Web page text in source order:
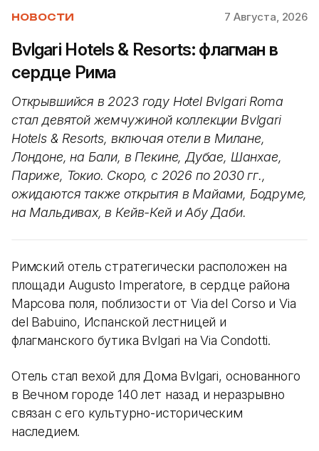
НОВОСТИ 7 Августа, 2026
Bvlgari Hotels & Resorts: флагман в
сердце Рима
Открывшийся в 2023 году Hotel Bvlgari Roma
стал девятой жемчужиной коллекции Bvlgari
Hotels & Resorts, включая отели в Милане,
Лондоне, на Бали, в Пекине, Дубае, Шанхае,
Париже, Токио. Скоро, с 2026 по 2030 гг.,
ожидаются также открытия в Майами, Бодруме,
на Мальдивах, в Кейв-Кей и Абу Даби.
Римский отель стратегически расположен на
площади Augusto Imperatore, в сердце района
Марсова поля, поблизости от Via del Corso и Via
del Babuino, Испанской лестницей и
флагманского бутика Bvlgari на Via Condotti.
Отель стал вехой для Дома Bvlgari, основанного
в Вечном городе 140 лет назад и неразрывно
связан с его культурно-историческим
наследием.